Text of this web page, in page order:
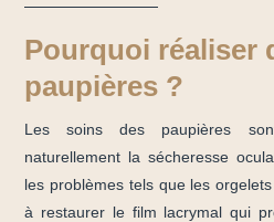
Pourquoi réaliser
paupières ?
Les soins des paupières
naturellement la sécheresse
les problèmes tels que les
à restaurer le film lacrymal qui